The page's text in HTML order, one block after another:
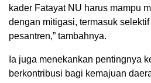
kader Fatayat NU harus mampu
dengan mitigasi, termasuk
pesantren,” tambahnya.
Ia juga menekankan pentingnya
berkontribusi bagi kemajuan